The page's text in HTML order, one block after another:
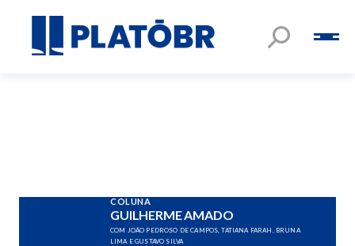
COLUNA
GUILHERME AMADO
COM JOÃO PEDROSO DE CAMPOS, TATIANA FARAH, BRUNA
LIMA E GUSTAVO SILVA